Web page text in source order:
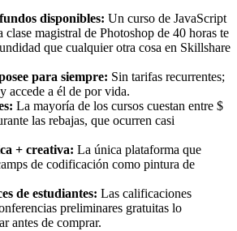
disponibles: Un curso de JavaScript
clase magistral de Photoshop de 40 horas te
que cualquier otra cosa en Skillshare
para siempre: Sin tarifas recurrentes;
accede a él de por vida.
La mayoría de los cursos cuestan entre $
las rebajas, que ocurren casi
+ creativa: La única plataforma que
de codificación como pintura de
de estudiantes: Las calificaciones
preliminares gratuitas lo
antes de comprar.